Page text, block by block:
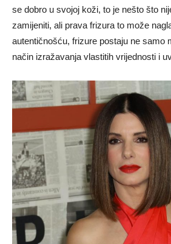
se dobro u svojoj koži, to je nešto što
zamijeniti, ali prava frizura to može
autentičnošću, frizure postaju ne samo
način izražavanja vlastitih vrijednosti i